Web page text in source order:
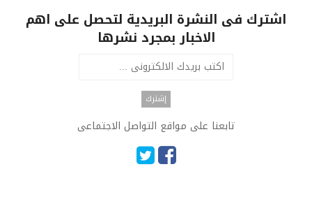
اشترك فى النشرة البريدية لتحصل على اهم
الاخبار بمجرد نشرها
تابعنا على مواقع التواصل الاجتماعى